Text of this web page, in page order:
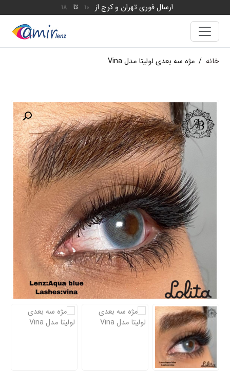
ارسال فوری تهران و کرج از 10 تا 18
خانه / مژه سه بعدی لولیتا مدل Vina